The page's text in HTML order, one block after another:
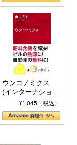
ウンコノミクス
(インターナショナ
ル新書)¥1,045（税込）